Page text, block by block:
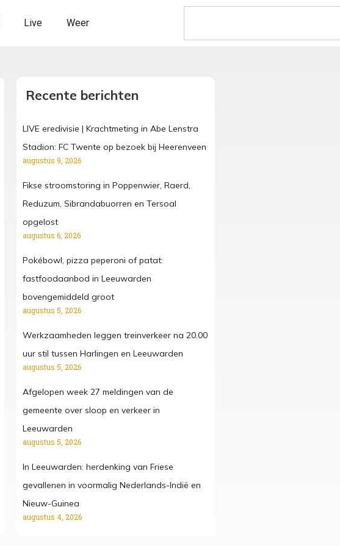
Live Weer
Recente berichten
LIVE eredivisie | Krachtmeting in Abe Lenstra
Stadion: FC Twente op bezoek bij Heerenveen
augustus 9, 2026
Fikse stroomstoring in Poppenwier, Raerd,
Reduzum, Sibrandabuorren en Tersoal
opgelost
augustus 6, 2026
Pokébowl, pizza peperoni of patat:
fastfoodaanbod in Leeuwarden
bovengemiddeld groot
augustus 5, 2026
Werkzaamheden leggen treinverkeer na 20.00
uur stil tussen Harlingen en Leeuwarden
augustus 5, 2026
Afgelopen week 27 meldingen van de
gemeente over sloop en verkeer in
Leeuwarden
augustus 5, 2026
In Leeuwarden: herdenking van Friese
gevallenen in voormalig Nederlands-Indië en
Nieuw-Guinea
augustus 4, 2026